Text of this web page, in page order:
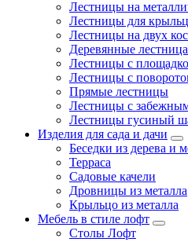
Лестницы на
Лестницы для
Лестницы на двух
Деревянные
Лестницы с
Лестницы с
Прямые лестницы
Лестницы с
Лестницы гусиный
Изделия для сада и дачи
Беседки из дерева и
Терраса
Садовые качели
Дровницы из металла
Крыльцо из металла
Мебель в стиле лофт
Столы Лофт